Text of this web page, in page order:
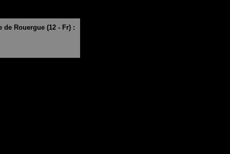
de Rouergue (12 - Fr) :